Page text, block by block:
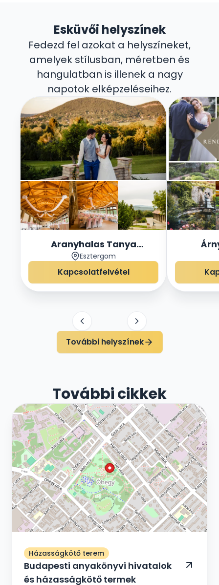
Esküvői helyszínek
Fedezd fel azokat a helyszíneket,
amelyek stílusban, méretben és
hangulatban is illenek a nagy
napotok elképzeléseihez.
Aranyhalas Tanya
Rendezvényház
Esztergom
Kapcsolatfelvétel
További helyszínek
További cikkek
Házasságkötő terem
Budapesti anyakönyvi hivatalok
és házasságkötő termek